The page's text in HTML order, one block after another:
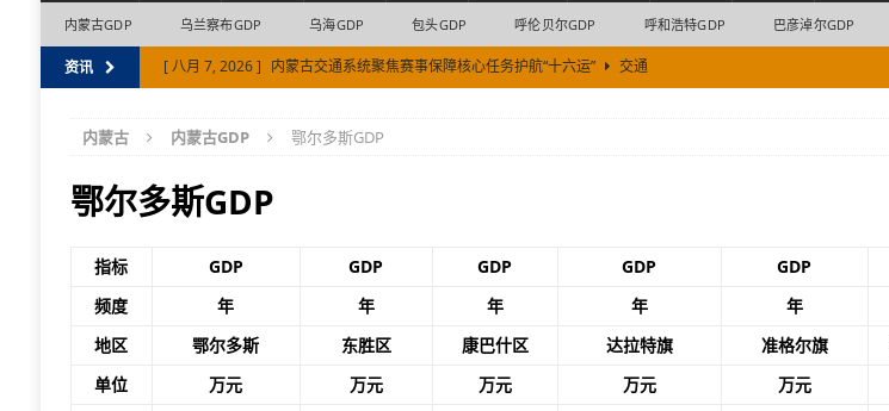
内蒙古GDP 乌兰察布GDP 乌海GDP 包头GDP 呼伦贝尔GDP 呼和浩特GDP 巴彦淖尔GDP
资讯 [ 八月 7, 2026 ] 内蒙古交通系统聚焦赛事保障核心任务护航“十六运”
交通
[ 八月 6, 2026 ]
上半年满洲里铁路口岸进出口量值齐增
[ 八月 6, 2026 ] 上半年民间投资增速比全国平均水平高出近17% 内蒙古民营经济8.2%的增长来自哪里
内蒙古 内蒙古GDP 鄂尔多斯GDP
鄂尔多斯GDP
指标 GDP GDP GDP GDP GDP
频度
年 年 年 年 年
地区
鄂尔多斯 东胜区 康巴什区 达拉特旗 准格尔旗
单位
万元 万元 万元 万元 万元